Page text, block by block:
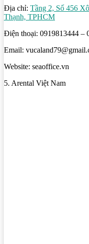
Địa chỉ: Tầng 2, Số 456
Thạnh, TPHCM
Điện thoại: 0919813444 –
Email:
Website: seaoffice.vn
5. Arental Việt Nam